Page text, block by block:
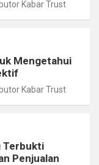
Kabar Trust
Mengetahui
Kabar Trust
Terbukti
Penjualan